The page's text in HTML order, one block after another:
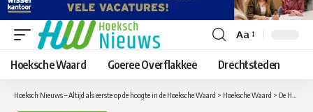
Lettergrootte
aanpassen
Aa
Hoeksche Waard Goeree Overflakkee Drechtsteden
Hoeksch Nieuws – Altijd als eerste op de hoogte in de Hoeksche Waard > Hoeksche Waard > De Hoeksche boerin: “Zo zit je te wachten op buitje regen en zo staat heel je akker onder water”.